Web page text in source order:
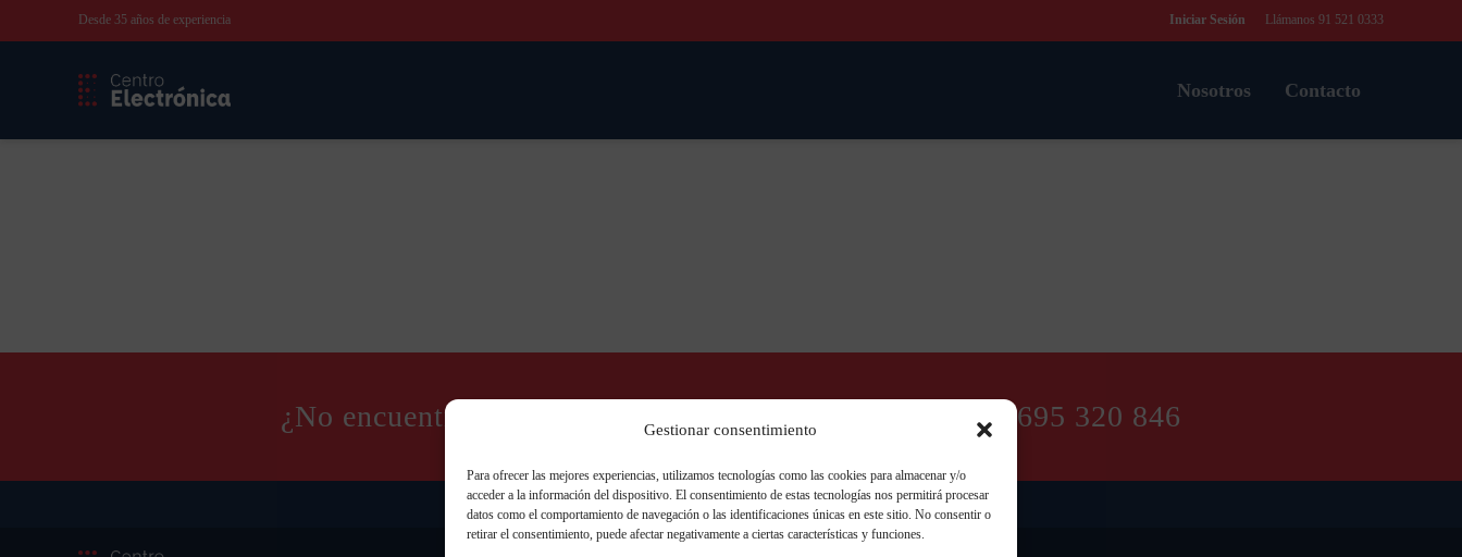
Gestionar consentimiento
Para ofrecer las mejores experiencias, utilizamos tecnologías como las cookies para almacenar y/o
acceder a la información del dispositivo. El consentimiento de estas tecnologías nos permitirá procesar
datos como el comportamiento de navegación o las identificaciones únicas en este sitio. No consentir o
retirar el consentimiento, puede afectar negativamente a ciertas características y funciones.
Desde 35 años de experiencia Iniciar Sesión Llámanos 91 521 0333
Nosotros Contacto
¿No encuentras lo que estás buscando? Llámanos ahora 695 320 846